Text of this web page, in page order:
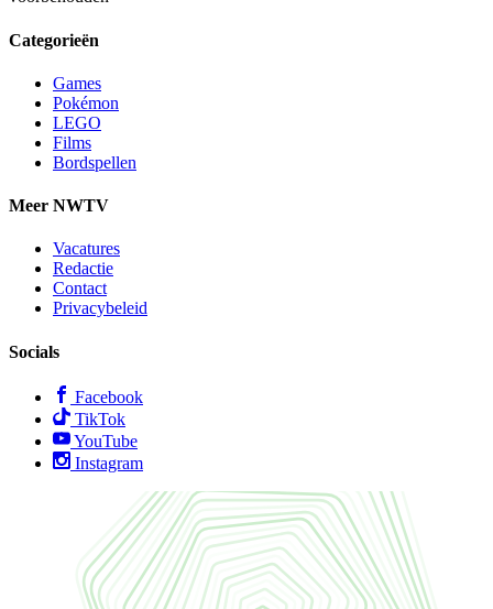
Categorieën
Games
Pokémon
LEGO
Films
Bordspellen
Meer NWTV
Vacatures
Redactie
Contact
Privacybeleid
Socials
Facebook
TikTok
YouTube
Instagram